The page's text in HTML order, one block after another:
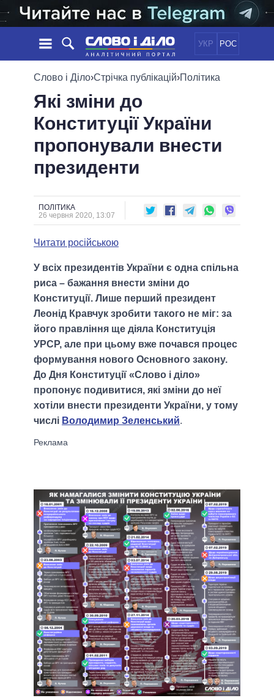
УКР РОС
НОВИНИ
СТРІЧКА
ПОДІЇ
СТАТТІ
ДУМКИ
ОГЛЯДИ
ДАЙДЖЕСТИ
ЕКОНОМІКА
СУСПІЛЬСТВО
ОБIЦЯНКИ
ПОЛIТИКИ
УСІ ПОЛІТИКИ
ПРЕЗИДЕНТ І ОФІС
ВЕРХОВНА РАДА
КАБІНЕТ МІНІСТРІВ
МЕРИ МІСТ
ВСІ ПЕРСОНИ
ІНФОГРАФІКА
ПІДТРИМАТИ
ПОРІВНЯННЯ ПОЛІТИКІВ
Слово і Діло›Стрічка публікацій›Політика
Які зміни до
Конституції України
пропонували внести
президенти
ПОЛІТИКА
26 червня 2020, 13:07
Читати російською
У всіх президентів України є одна спільна
риса – бажання внести зміни до
Конституції. Лише перший президент
Леонід Кравчук зробити такого не міг: за
його правління ще діяла Конституція
УРСР, але при цьому вже почався процес
формування нового Основного закону.
До Дня Конституції «Слово і діло»
пропонує подивитися, які зміни до неї
хотіли внести президенти України, у тому
числі Володимир Зеленський.